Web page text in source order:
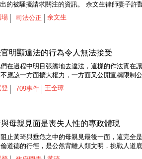
的被騷擾請求關注的資訊。 余文生律師妻子
場 司法公正 余文生
明顯違法的行為令人無法接受
過程中明目張膽地去違法，這樣的作法實在
應該一方面擴大權力，一方面又公開宣稱限制
登 709事件 王全璋
母親見面是喪失人性的專政體現
止黃琦與垂危之中的母親見最後一面，這完
道德的行徑，是公然背離人類文明，挑戰人道